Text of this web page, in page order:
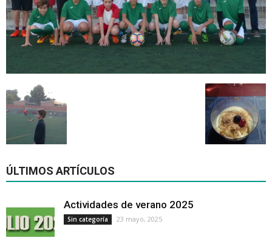
ÚLTIMOS ARTÍCULOS
Actividades de verano 2025
Sin categoría 23 mayo, 2025